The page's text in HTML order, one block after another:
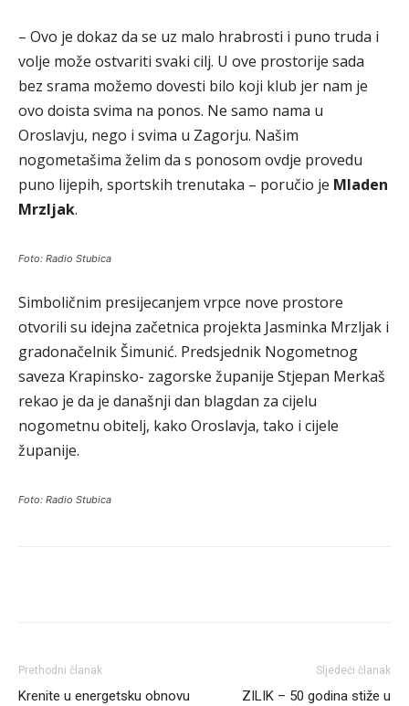
– Ovo je dokaz da se uz malo hrabrosti i puno truda i
volje može ostvariti svaki cilj. U ove prostorije sada
bez srama možemo dovesti bilo koji klub jer nam je
ovo doista svima na ponos. Ne samo nama u
Oroslavju, nego i svima u Zagorju. Našim
nogometašima želim da s ponosom ovdje provedu
puno lijepih, sportskih trenutaka – poručio je Mladen
Mrzljak.
Foto: Radio Stubica
Simboličnim presijecanjem vrpce nove prostore
otvorili su idejna začetnica projekta Jasminka Mrzljak i
gradonačelnik Šimunić. Predsjednik Nogometnog
saveza Krapinsko- zagorske županije Stjepan Merkaš
rekao je da je današnji dan blagdan za cijelu
nogometnu obitelj, kako Oroslavja, tako i cijele
županije.
Foto: Radio Stubica
Prethodni članak
Krenite u energetsku obnovu
Sljedeći članak
ZILIK – 50 godina stiže u